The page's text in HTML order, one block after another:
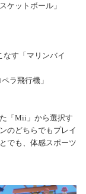
ケットボール」
なす「マリンバイ
ラ飛行機」
「Mii」から選択す
のどちらでもプレイ
でも、体感スポーツ